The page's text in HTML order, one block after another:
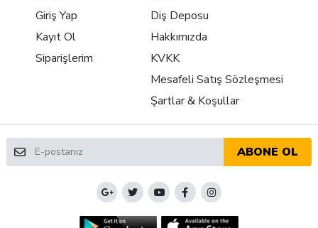
Giriş Yap
Kayıt Ol
Siparişlerim
Diş Deposu
Hakkımızda
KVKK
Mesafeli Satış Sözleşmesi
Şartlar & Koşullar
ABONE OL